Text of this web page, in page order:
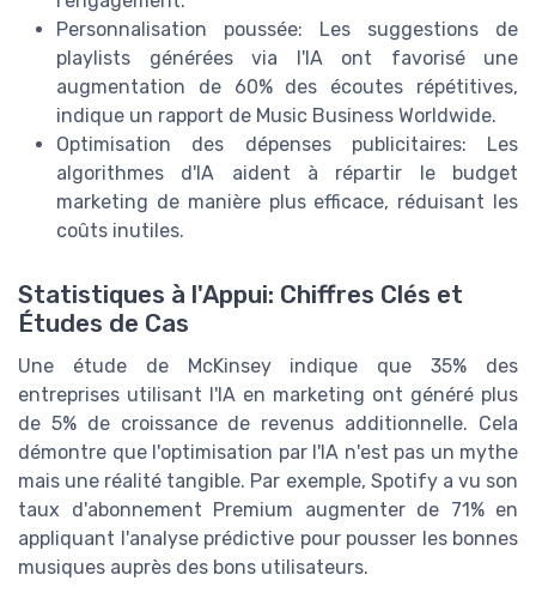
Personnalisation poussée: Les suggestions de
playlists générées via l'IA ont favorisé une
augmentation de 60% des écoutes répétitives,
indique un rapport de Music Business Worldwide.
Optimisation des dépenses publicitaires: Les
algorithmes d'IA aident à répartir le budget
marketing de manière plus efficace, réduisant les
coûts inutiles.
Statistiques à l'Appui: Chiffres Clés et
Études de Cas
Une étude de McKinsey indique que 35% des
entreprises utilisant l'IA en marketing ont généré plus
de 5% de croissance de revenus additionnelle. Cela
démontre que l'optimisation par l'IA n'est pas un mythe
mais une réalité tangible. Par exemple, Spotify a vu son
taux d'abonnement Premium augmenter de 71% en
appliquant l'analyse prédictive pour pousser les bonnes
musiques auprès des bons utilisateurs.